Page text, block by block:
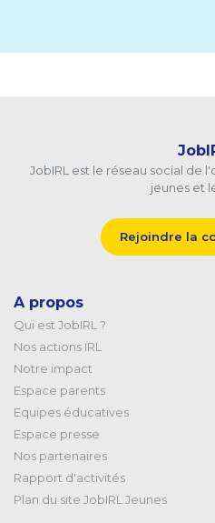
JobIRL est le réseau social de
jeunes et
Rejoindre la
A propos
Qui est JobIRL ?
Nos actions IRL
Notre impact
Espace parents
Equipes éducatives
Espace presse
Nos partenaires
Rapport d'activités
Plan du site JobIRL Jeunes